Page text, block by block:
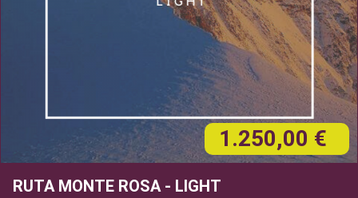
1.250,00 €
RUTA MONTE ROSA - LIGHT